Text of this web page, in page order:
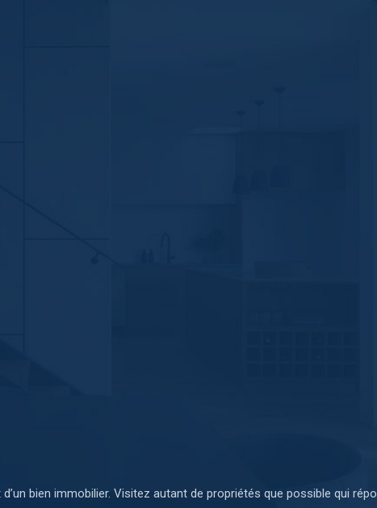
bien immobilier. Visitez autant de propriétés que possible qui